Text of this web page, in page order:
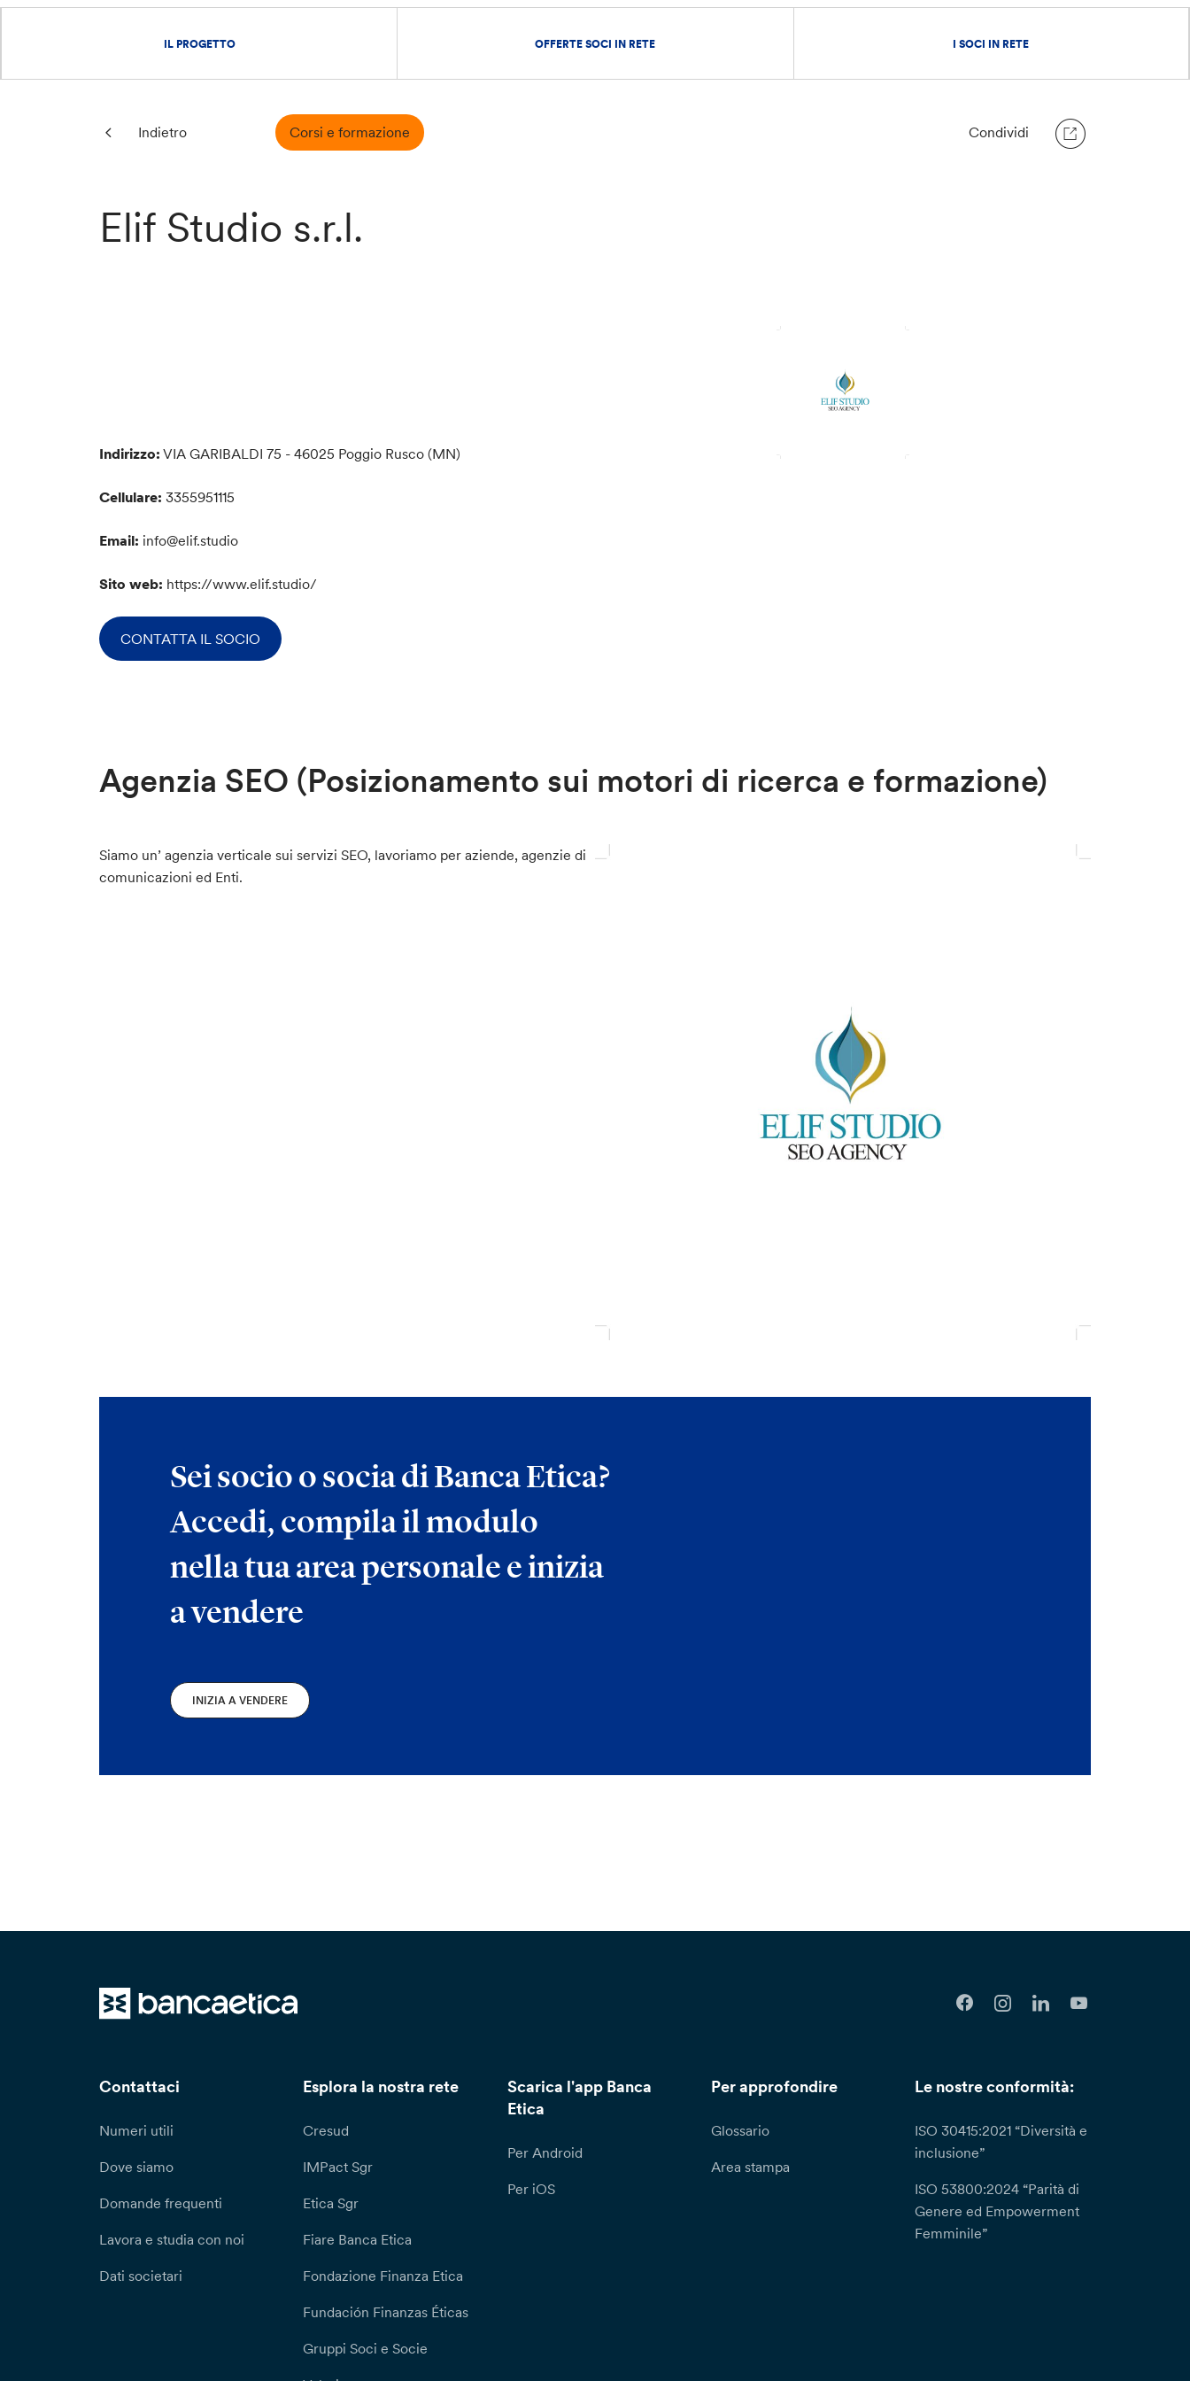
IL PROGETTO OFFERTE SOCI IN RETE I SOCI IN RETE
Indietro Corsi e formazione Condividi
Elif Studio s.r.l.
Indirizzo: VIA GARIBALDI 75 - 46025 Poggio Rusco (MN)
Cellulare: 3355951115
Email: info@elif.studio
Sito web: https://www.elif.studio/
CONTATTA IL SOCIO
Agenzia SEO (Posizionamento sui motori di ricerca e formazione)
Siamo un’ agenzia verticale sui servizi SEO, lavoriamo per aziende, agenzie di
comunicazioni ed Enti.
Sei socio o socia di Banca Etica?
Accedi, compila il modulo
nella tua area personale e inizia
a vendere
INIZIA A VENDERE
Contattaci
Numeri utili
Dove siamo
Domande frequenti
Lavora e studia con noi
Dati societari
Esplora la nostra rete
Cresud
IMPact Sgr
Etica Sgr
Fiare Banca Etica
Fondazione Finanza Etica
Fundación Finanzas Éticas
Gruppi Soci e Socie
Scarica l'app Banca
Etica
Per Android
Per iOS
Per approfondire
Glossario
Area stampa
Le nostre conformità:
ISO 30415:2021 “Diversità e
inclusione”
ISO 53800:2024 “Parità di
Genere ed Empowerment
Femminile”